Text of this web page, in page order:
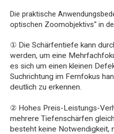
Die praktische
optischen Zoomobjektivs“ in
① Die Schärfentiefe kann
werden, um eine
es sich um einen kleinen
Suchrichtung im Fernfokus
deutlich zu erkennen.
② Hohes Preis-Leistungs-
mehrere Tiefenschärfen
besteht keine Notwendigkeit,